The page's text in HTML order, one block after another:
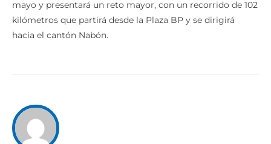
mayo y presentará un reto mayor, con un recorrido de 102
kilómetros que partirá desde la Plaza BP y se dirigirá
hacia el cantón Nabón.